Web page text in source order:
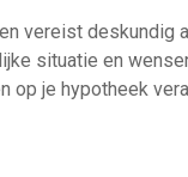
vereist deskundig
situatie en
op je hypotheek